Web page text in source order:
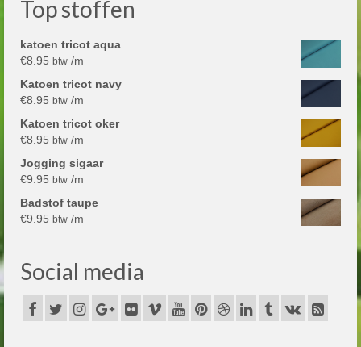
Top stoffen
katoen tricot aqua
€8.95 btw /m
Katoen tricot navy
€8.95 btw /m
Katoen tricot oker
€8.95 btw /m
Jogging sigaar
€9.95 btw /m
Badstof taupe
€9.95 btw /m
Social media